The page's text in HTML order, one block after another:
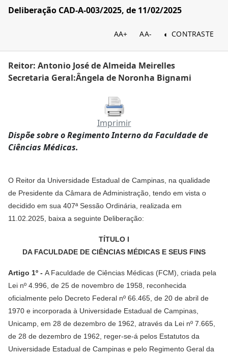
Deliberação CAD-A-003/2025, de 11/02/2025
AA+ AA- CONTRASTE
Reitor: Antonio José de Almeida Meirelles
Secretaria Geral:Ângela de Noronha Bignami
Imprimir
Dispõe sobre o Regimento Interno da Faculdade de
Ciências Médicas.
O Reitor da Universidade Estadual de Campinas, na qualidade
de Presidente da Câmara de Administração, tendo em vista o
decidido em sua 407ª Sessão Ordinária, realizada em
11.02.2025, baixa a seguinte Deliberação:
TÍTULO I
DA FACULDADE DE CIÊNCIAS MÉDICAS E SEUS FINS
Artigo 1º - A Faculdade de Ciências Médicas (FCM), criada pela
Lei nº 4.996, de 25 de novembro de 1958, reconhecida
oficialmente pelo Decreto Federal nº 66.465, de 20 de abril de
1970 e incorporada à Universidade Estadual de Campinas,
Unicamp, em 28 de dezembro de 1962, através da Lei nº 7.665,
de 28 de dezembro de 1962, reger-se-á pelos Estatutos da
Universidade Estadual de Campinas e pelo Regimento Geral da